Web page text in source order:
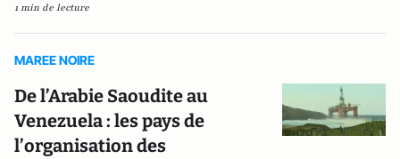
1 min de lecture
MAREE NOIRE
De l’Arabie Saoudite au
Venezuela : les pays de
l’organisation des